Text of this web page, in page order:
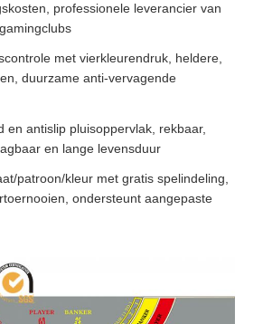
professionele leverancier van
met vierkleurendruk, heldere,
duurzame anti-vervagende
en antislip pluisoppervlak, rekbaar,
en lange levensduur
patroon/kleur met gratis spelindeling,
ondersteunt aangepaste